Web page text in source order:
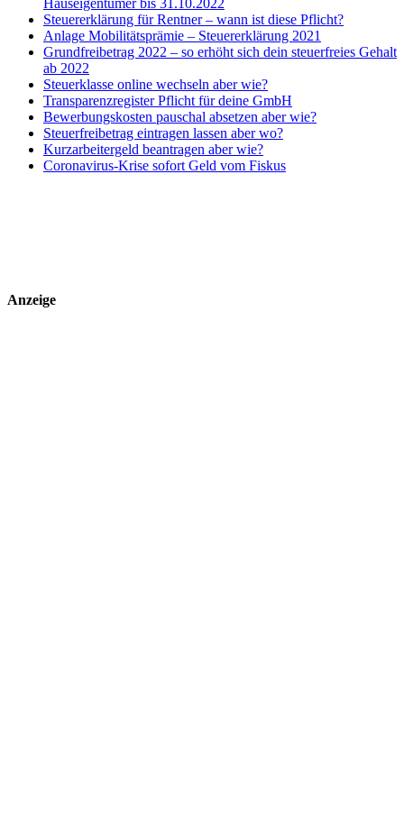
Steuererklärung für Rentner – wann ist diese Pflicht?
Anlage Mobilitätsprämie – Steuererklärung 2021
Grundfreibetrag 2022 – so erhöht sich dein steuerfreies Gehalt
ab 2022
Steuerklasse online wechseln aber wie?
Transparenzregister Pflicht für deine GmbH
Bewerbungskosten pauschal absetzen aber wie?
Steuerfreibetrag eintragen lassen aber wo?
Kurzarbeitergeld beantragen aber wie?
Coronavirus-Krise sofort Geld vom Fiskus
Anzeige